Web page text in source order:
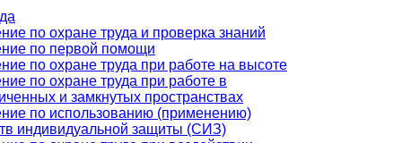
по охране труда и проверка знаний
по первой помощи
по охране труда при работе на высоте
по охране труда при работе в
и замкнутых пространствах
по использованию (применению)
индивидуальной защиты (СИЗ)